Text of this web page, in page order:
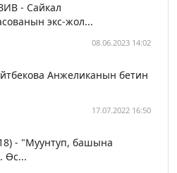
- Сайкал
экс-жол...
08.06.2023 14:02
Анжеликанын бетин
17.07.2022 16:50
- "Муунтуп, башына
Өс...